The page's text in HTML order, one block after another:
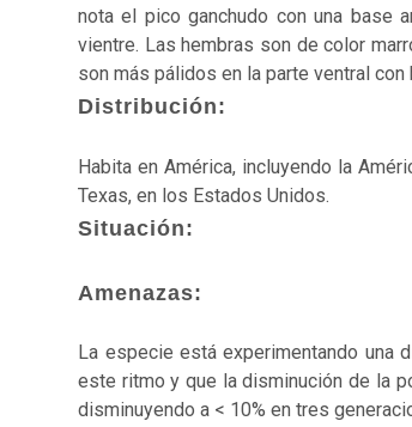
nota el pico ganchudo con una base
vientre. Las hembras son de color
son más pálidos en la parte ventral
Distribución:
Habita en América, incluyendo la
Texas, en los Estados Unidos.
Situación:
Amenazas:
La especie está experimentando una
este ritmo y que la disminución de la
disminuyendo a < 10% en tres